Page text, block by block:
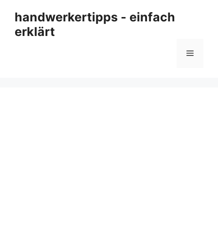
Inhalt
springen
handwerkertipps - einfach
erklärt
Menü